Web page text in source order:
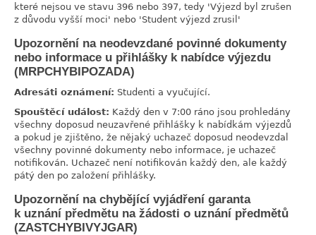
které nejsou ve stavu 396 nebo 397, tedy 'Výjezd byl zrušen
z důvodu vyšší moci' nebo 'Student výjezd zrusil'
Upozornění na neodevzdané povinné dokumenty
nebo informace u přihlášky k nabídce výjezdu
(MRPCHYBIPOZADA)
Adresáti oznámení: Studenti a vyučující.
Spouštěcí událost: Každý den v 7:00 ráno jsou prohledány
všechny doposud neuzavřené přihlášky k nabídkám výjezdů
a pokud je zjištěno, že nějaký uchazeč doposud neodevzdal
všechny povinné dokumenty nebo informace, je uchazeč
notifikován. Uchazeč není notifikován každý den, ale každý
pátý den po založení přihlášky.
Upozornění na chybějící vyjádření garanta
k uznání předmětu na žádosti o uznání předmětů
(ZASTCHYBIVYJGAR)